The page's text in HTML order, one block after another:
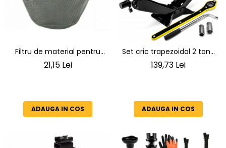
Filtru de material pentru
aspirator de semineu
aproximativ 200 mm SN121,
SN184, SN2018
21,15 Lei
ADAUGA IN COS
Set cric trapezoidal 2 tone
un clichet o husa si o cheie
139,73 Lei
ADAUGA IN COS